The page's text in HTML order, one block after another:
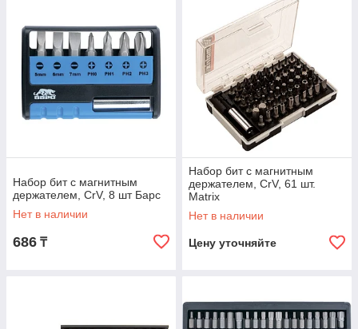
Набор бит с магнитным
держателем, CrV, 8 шт Барс
Нет в наличии
686 ₸
Набор бит с магнитным
держателем, CrV, 61 шт.
Matrix
Нет в наличии
Цену уточняйте